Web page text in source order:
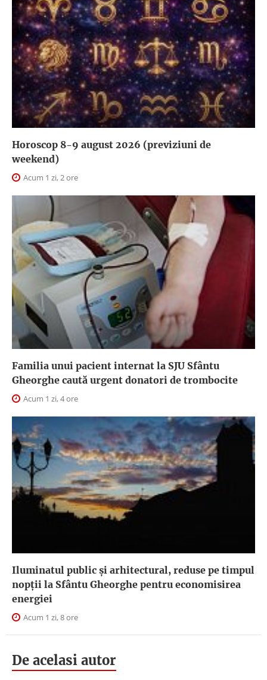
Horoscop 8-9 august 2026 (previziuni de
weekend)
Acum 1 zi, 2 ore
Familia unui pacient internat la SJU Sfântu
Gheorghe caută urgent donatori de trombocite
Acum 1 zi, 4 ore
Iluminatul public şi arhitectural, reduse pe timpul
nopţii la Sfântu Gheorghe pentru economisirea
energiei
Acum 1 zi, 8 ore
De acelasi autor